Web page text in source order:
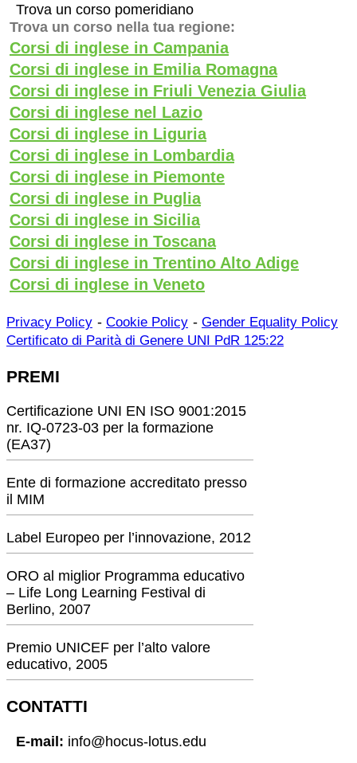
Trova un corso pomeridiano
Trova un corso nella tua regione:
Corsi di inglese in Campania
Corsi di inglese in Emilia Romagna
Corsi di inglese in Friuli Venezia Giulia
Corsi di inglese nel Lazio
Corsi di inglese in Liguria
Corsi di inglese in Lombardia
Corsi di inglese in Piemonte
Corsi di inglese in Puglia
Corsi di inglese in Sicilia
Corsi di inglese in Toscana
Corsi di inglese in Trentino Alto Adige
Corsi di inglese in Veneto
Privacy Policy - Cookie Policy - Gender Equality Policy
Certificato di Parità di Genere UNI PdR 125:22
PREMI
Certificazione UNI EN ISO 9001:2015
nr. IQ-0723-03 per la formazione
(EA37)
Ente di formazione accreditato presso
il MIM
Label Europeo per l’innovazione, 2012
ORO al miglior Programma educativo
– Life Long Learning Festival di
Berlino, 2007
Premio UNICEF per l’alto valore
educativo, 2005
CONTATTI
E-mail: info@hocus-lotus.edu